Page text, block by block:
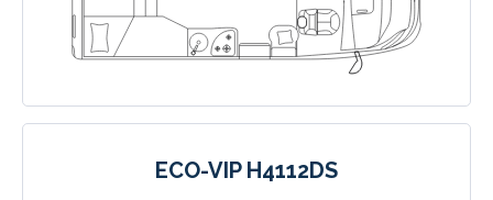
ECO-VIP H4112DS